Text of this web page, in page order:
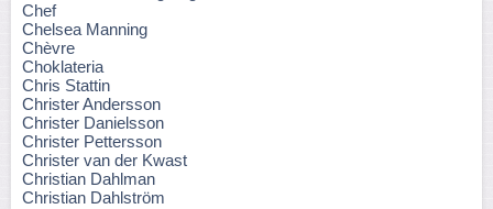
Chef
Chelsea Manning
Chèvre
Choklateria
Chris Stattin
Christer Andersson
Christer Danielsson
Christer Pettersson
Christer van der Kwast
Christian Dahlman
Christian Dahlström